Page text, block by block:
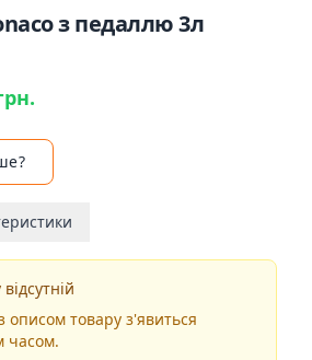
з педаллю 3л
описом товару з'явиться
часом.